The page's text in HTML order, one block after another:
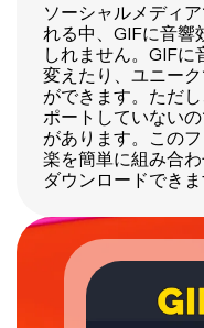
ソーシャルメディ
れる中、GIFに音響
しれません。GIF
変えたり、ユニー
ができます。ただ
ポートしていない
があります。この
楽を簡単に組み合
ダウンロードできま